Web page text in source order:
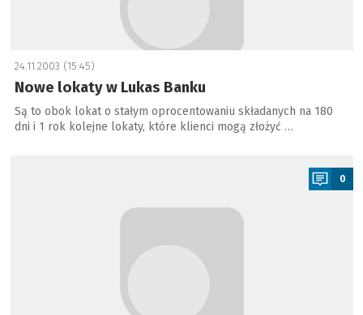
24.11.2003 (15:45)
Nowe lokaty w Lukas Banku
Są to obok lokat o stałym oprocentowaniu składanych na 180
dni i 1 rok kolejne lokaty, które klienci mogą złożyć …
0